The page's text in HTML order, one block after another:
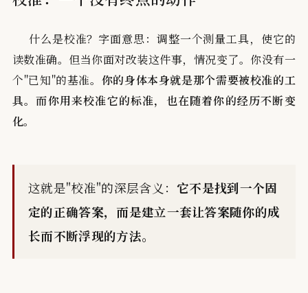
什么是校准？字面意思：调整一个测量工具，使它的
读数准确。但当你面对改装这件事，情况变了。你没有一
个"已知"的基准。 你的身体本身就是那个需要被校准的工
具。而你用来校准它的标准，也在随着你的经历不断变
化。
这就是"校准"的深层含义：它不是找到一个固
定的正确答案，而是建立一套让答案随你的成
长而不断浮现的方法。